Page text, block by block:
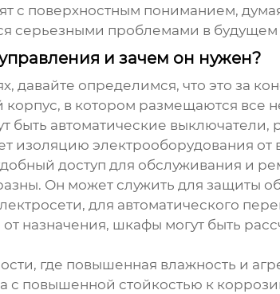
с поверхностным пониманием,
серьезными проблемами в будущем
и зачем он нужен?
давайте определимся, что это за
в котором размещаются все
быть автоматические
изоляцию электрооборудования
доступ для обслуживания и
Он может служить для защиты
для автоматического
назначения, шкафы могут быть
где повышенная влажность и
с повышенной стойкостью к